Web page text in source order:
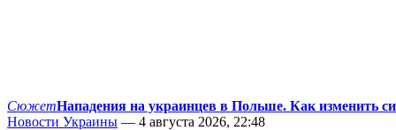
СюжетНападения на украинцев в Польше. Как изменить
Новости Украины — 4 августа 2026, 22:48